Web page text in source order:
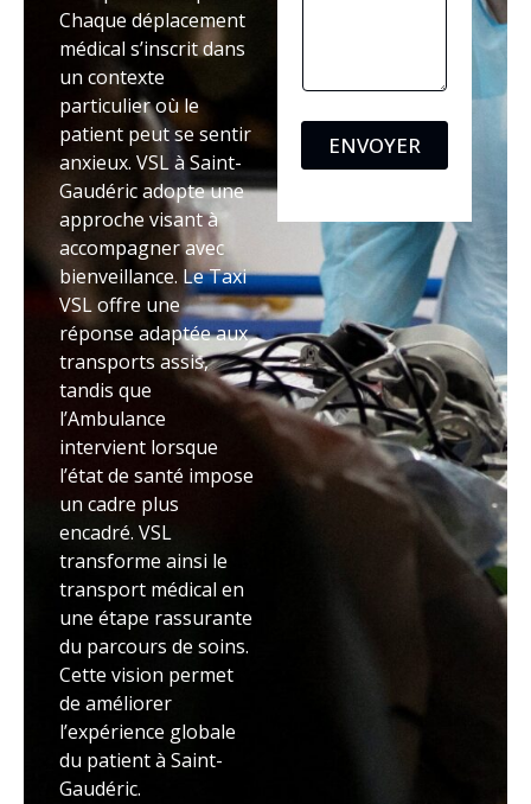
Chaque déplacement
médical s’inscrit dans
un contexte
particulier où le
patient peut se sentir
anxieux. VSL à Saint-
Gaudéric adopte une
approche visant à
accompagner avec
bienveillance. Le Taxi
VSL offre une
réponse adaptée aux
transports assis,
tandis que
l’Ambulance
intervient lorsque
l’état de santé impose
un cadre plus
encadré. VSL
transforme ainsi le
transport médical en
une étape rassurante
du parcours de soins.
Cette vision permet
de améliorer
l’expérience globale
du patient à Saint-
Gaudéric.
ENVOYER